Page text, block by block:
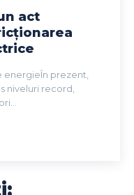
act
energieÎn prezent,
niveluri record,